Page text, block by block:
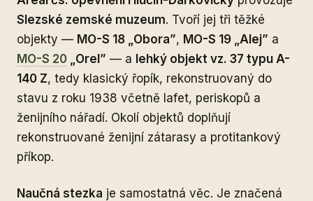
Slezské zemské muzeum. Tvoří jej tři těžké
objekty — MO-S 18 „Obora”, MO-S 19 „Alej” a
MO-S 20 „Orel” — a lehký objekt vz. 37 typu A-
140 Z, tedy klasický řopík, rekonstruovaný do
stavu z roku 1938 včetně lafet, periskopů a
ženijního nářadí. Okolí objektů doplňují
rekonstruované ženijní zátarasy a protitankový
příkop.
Naučná stezka je samostatná věc. Je značená